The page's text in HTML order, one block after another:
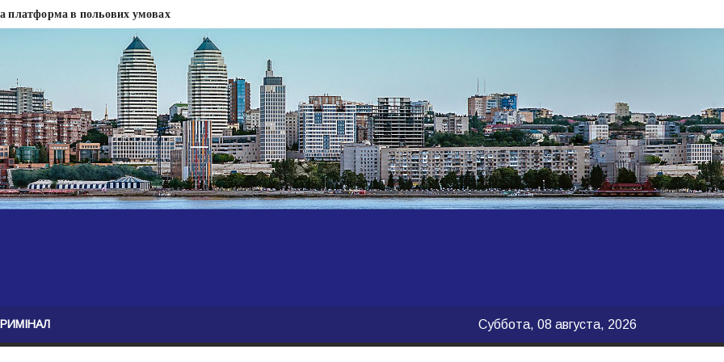
платформа в польових умовах
міськради Дніпра — ЗМІ
нелегального бізнесу, збагатився під час війни — ЗМІ
записали звернення про ситуацію на фронті
Безугла закликає валити Сирського
моду
керівництва армії
Суббота, 08 августа, 2026